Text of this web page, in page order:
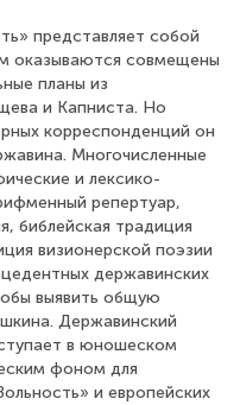
представляет собой
оказываются совмещены
планы из
и Капниста. Но
корреспонденций он
Многочисленные
и лексико-
репертуар,
библейская традиция
визионерской поэзии
державинских
выявить общую
Державинский
в юношеском
фоном для
и европейских